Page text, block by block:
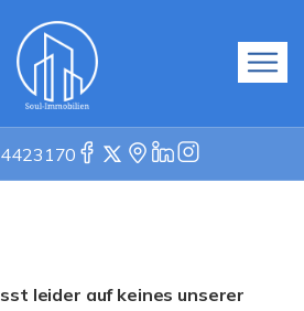
leider auf keines unserer